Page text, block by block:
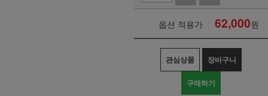
옵션 적용가 62,000원
관심상품 장바구니
구매하기